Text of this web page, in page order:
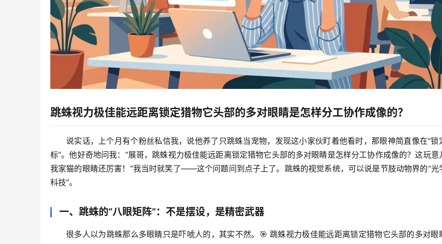
跳蛛视力极佳能远距离锁定猎物它头部的多对眼睛是怎样分工协作成像的？
说实话，上个月有个粉丝私信我，说他养了只跳蛛当宠物，发现这小家伙盯着他看时，那眼神简直像在“锁
标”。他好奇地问我：“展哥，跳蛛视力极佳能远距离锁定猎物它头部的多对眼睛是怎样分工协作成像的？这玩意
我家猫的眼睛还厉害！”我当时就笑了——这个问题问到点子上了。跳蛛的视觉系统，可以说是节肢动物界的“光
科技”。
一、跳蛛的“八眼矩阵”：不是摆设，是精密武器
很多人以为跳蛛那么多眼睛只是吓唬人的，其实不然。🎯 跳蛛视力极佳能远距离锁定猎物它头部的多对眼